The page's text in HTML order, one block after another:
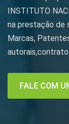
INSTITUTO
na prestação de
Marcas,
FALE COM